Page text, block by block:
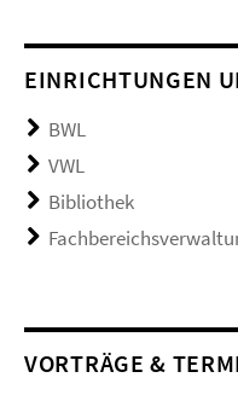
EINRICHTUNGEN
BWL
VWL
Bibliothek
VORTRÄGE &